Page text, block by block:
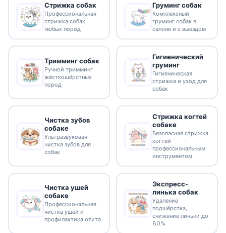
Стрижка собак
Профессиональная
стрижка собак
любых пород
Груминг собак
Комплексный
груминг собак в
салоне и с выездом
Тримминг собак
Ручной тримминг
жёсткошёрстных
пород
Гигиенический
груминг
Гигиеническая
стрижка и уход для
собак
Чистка зубов
собаке
Ультразвуковая
чистка зубов для
собак
Стрижка когтей
собаке
Безопасная стрижка
когтей
профессиональным
инструментом
Чистка ушей
собаке
Профессиональная
чистка ушей и
профилактика отита
Экспресс-
линька собак
Удаление
подшёрстка,
снижение линьки до
80%